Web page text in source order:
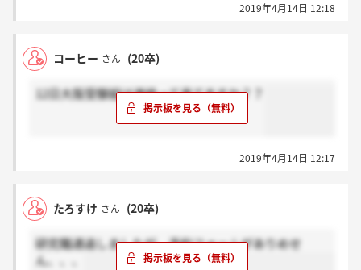
2019年4月14日 12:18
コーヒー さん (20卒)
12日大阪受験組は連絡って来てますか？？
2019年4月14日 12:17
たろすけ さん (20卒)
研究職通過しましたが、予約フォームがありめせ
ん、、、